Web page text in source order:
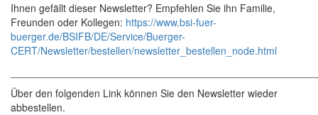
Ihnen gefällt dieser Newsletter? Empfehlen Sie ihn Familie,
Freunden oder Kollegen: https://www.bsi-fuer-
buerger.de/BSIFB/DE/Service/Buerger-
CERT/Newsletter/bestellen/newsletter_bestellen_node.html
Über den folgenden Link können Sie den Newsletter wieder
abbestellen.